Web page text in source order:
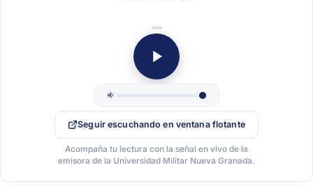
Seguir escuchando en ventana flotante
Acompaña tu lectura con la señal en vivo de la
emisora de la Universidad Militar Nueva Granada.